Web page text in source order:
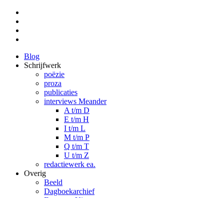
Blog
Schrijfwerk
poëzie
proza
publicaties
interviews Meander
A t/m D
E t/m H
I t/m L
M t/m P
Q t/m T
U t/m Z
redactiewerk ea.
Overig
Beeld
Dagboekarchief